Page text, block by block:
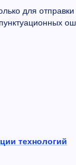
для
технологий